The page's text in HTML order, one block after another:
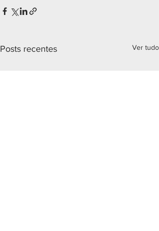
Posts recentes Ver tudo